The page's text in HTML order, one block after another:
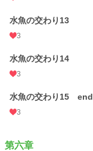
水魚の交わり13
3
水魚の交わり14
3
水魚の交わり15 end
3
第六章